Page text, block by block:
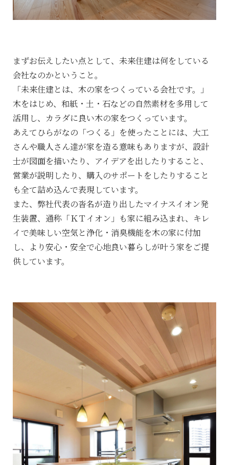
まずお伝えしたい点として、未来住建は何をしている
会社なのかということ。
「未来住建とは、木の家をつくっている会社です。」
木をはじめ、和紙・土・石などの自然素材を多用して
活用し、カラダに良い木の家をつくっています。
あえてひらがなの「つくる」を使ったことには、大工
さんや職人さん達が家を造る意味もありますが、設計
士が図面を描いたり、アイデアを出したりすること、
営業が説明したり、購入のサポートをしたりすること
も全て詰め込んで表現しています。
また、弊社代表の沓名が造り出したマイナスイオン発
生装置、通称「ＫＴイオン」も家に組み込まれ、キレ
イで美味しい空気と浄化・消臭機能を木の家に付加
し、より安心・安全で心地良い暮らしが叶う家をご提
供しています。